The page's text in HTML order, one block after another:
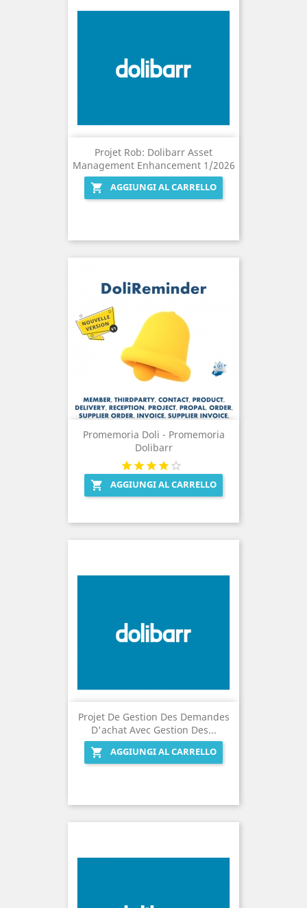
Projet Rob: Dolibarr Asset
Management Enhancement 1/2026

AGGIUNGI AL CARRELLO
Promemoria Doli - Promemoria
Dolibarr
 AGGIUNGI AL CARRELLO
Projet De Gestion Des Demandes
D'achat Avec Gestion Des...

AGGIUNGI AL CARRELLO